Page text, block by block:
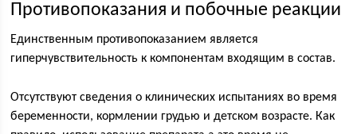
Противопоказания и побочные реакции
Единственным противопоказанием является
гиперчувствительность к компонентам входящим в состав.
Отсутствуют сведения о клинических испытаниях во время
беременности, кормлении грудью и детском возрасте. Как